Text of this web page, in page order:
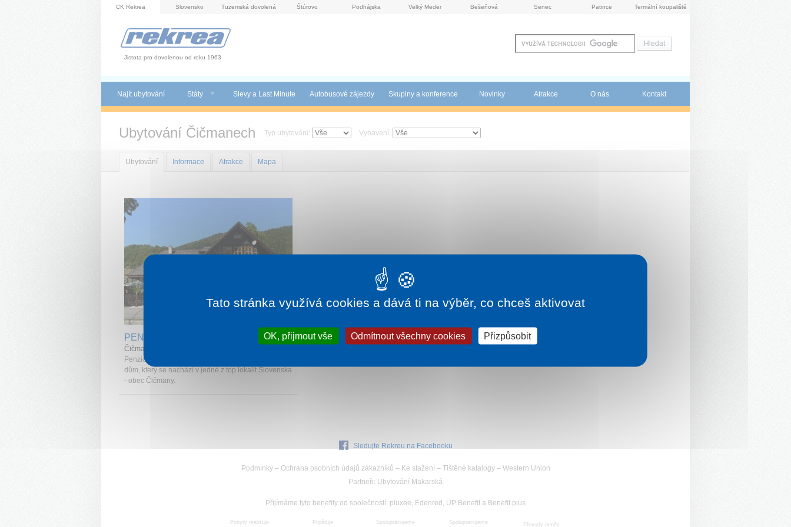
CK Rekrea Slovensko Tuzemská dovolená Štúrovo Podhájska Velký Meder Bešeňová Senec Patince Termální koupaliště
Jistota pro dovolenou od roku 1963
Najít ubytování Státy Slevy a Last Minute Autobusové zájezdy Skupiny a konference Novinky Atrakce O nás Kontakt
Ubytování Čičmanech Typ ubytování: Vybavení:
Ubytování Informace Atrakce Mapa
PENZION JAVORINA
Čičmany
Penzion je nově zrekonstruovaný lidový srubový
dům, který se nachází v jedné z top lokalit Slovenska
- obec Čičmany.
Sledujte Rekreu na Facebooku
Podmínky– Ochrana osobních údajů zákazníků – Ke stažení – Tištěné katalogy– Western Union
Partneři: Ubytování Makarská
Přijímáme tyto benefity od společností: pluxee, Edenred, UP Benefit a Benefit plus
Pobyty realizuje Pojišťuje Spolupracujeme Spolupracujeme Převody peněz
Tato stránka využívá cookies a dává ti na výběr, co chceš aktivovat
OK, přijmout vše Odmítnout všechny cookies Přizpůsobit